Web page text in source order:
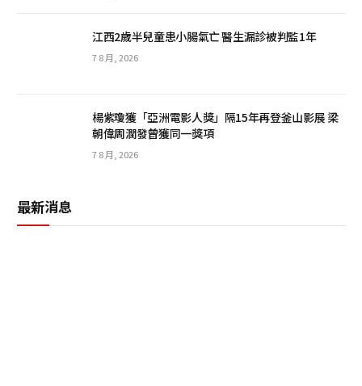
江西2歲半兒童患小腸氣亡 醫生漏診被判監1年
7 8 月, 2026
楊紫瓊獲「亞洲電影人獎」隔15年再登釜山影展 梁
朝偉周潤發曾獲同一獎項
7 8 月, 2026
最新消息